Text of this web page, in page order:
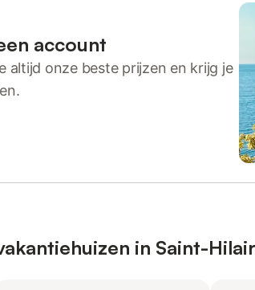
account
altijd onze beste prijzen en krijg je
in Saint-